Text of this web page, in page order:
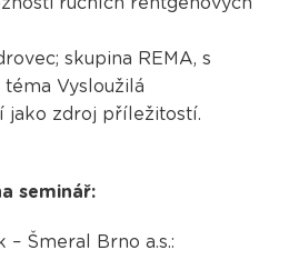
skupina REMA, s
Vysloužilá
jako zdroj příležitostí.
seminář:
– Šmeral Brno a.s.: